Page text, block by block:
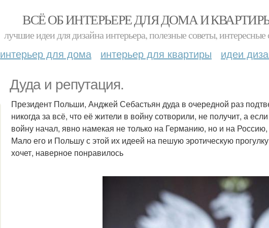
ВСЁ ОБ ИНТЕРЬЕРЕ ДЛЯ ДОМА И
лучшие идеи для дизайна интерьера, полезные советы, интересные
интерьер для дома интерьер для квартиры идеи
Дуда и репутация.
Президент Польши, Анджей Себастьян дуда в очередной раз
никогда за всё, что её жители в войну сотворили, не получит, а
войну начал, явно намекая не только на Германию, но и на
Мало его и Польшу с этой их идеей на пешую эротическую
хочет, наверное понравилось